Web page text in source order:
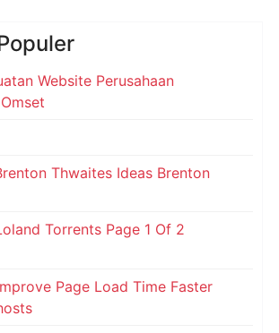
Website Perusahaan
Thwaites Ideas Brenton
Torrents Page 1 Of 2
Page Load Time Faster